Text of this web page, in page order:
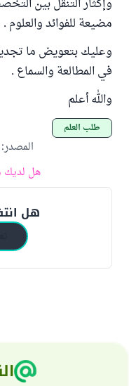
وإكثار التنقل بين
مضيعة للفوائد والعلوم .
وعليك بتعويض ما
في المطالعة والسماع .
والله أعلم
طلب العلم
المصدر:
هل لديك
هل